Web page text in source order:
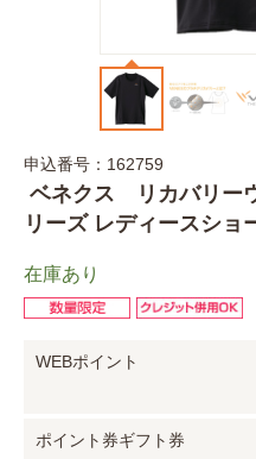
申込番号：162759
ベネクス リカバリー
リーズ レディースシ
在庫あり
WEBポイント
ポイント券ギフト券